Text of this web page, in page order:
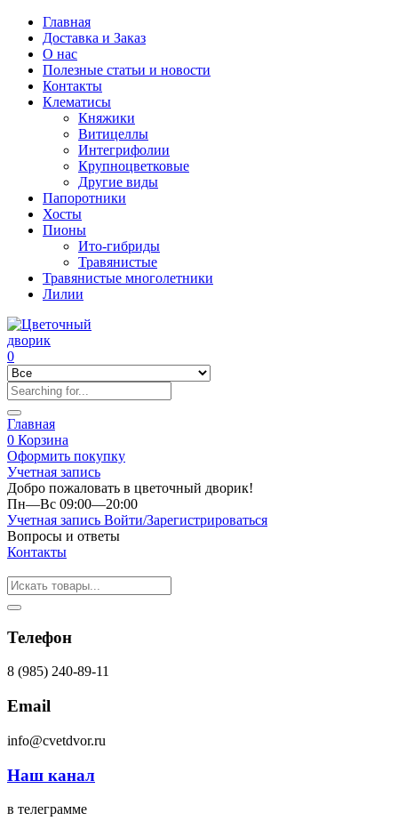
Главная
Доставка и Заказ
О нас
Полезные статьи и новости
Контакты
Клематисы
Княжики
Витицеллы
Интегрифолии
Крупноцветковые
Другие виды
Папоротники
Хосты
Пионы
Ито-гибриды
Травянистые
Травянистые многолетники
Лилии
0
Главная
0 Корзина
Оформить покупку
Учетная запись
Добро пожаловать в цветочный дворик!
Пн—Вс 09:00—20:00
Учетная запись Войти/Зарегистрироваться
Вопросы и ответы
Контакты
Телефон
8 (985) 240-89-11
Email
info@cvetdvor.ru
Наш канал
в телеграмме